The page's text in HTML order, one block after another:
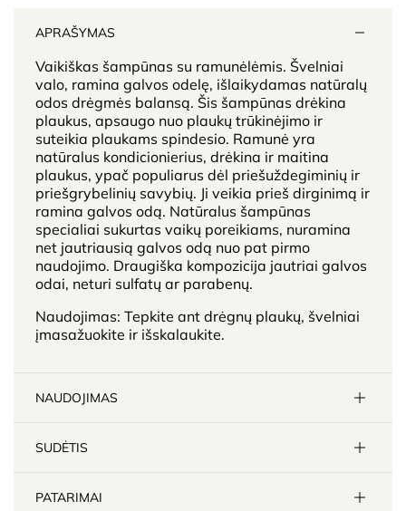
APRAŠYMAS
Vaikiškas šampūnas su ramunėlėmis. Švelniai
valo, ramina galvos odelę, išlaikydamas natūralų
odos drėgmės balansą. Šis šampūnas drėkina
plaukus, apsaugo nuo plaukų trūkinėjimo ir
suteikia plaukams spindesio. Ramunė yra
natūralus kondicionierius, drėkina ir maitina
plaukus, ypač populiarus dėl priešuždegiminių ir
priešgrybelinių savybių. Ji veikia prieš dirginimą ir
ramina galvos odą. Natūralus šampūnas
specialiai sukurtas vaikų poreikiams, nuramina
net jautriausią galvos odą nuo pat pirmo
naudojimo. Draugiška kompozicija jautriai galvos
odai, neturi sulfatų ar parabenų.
Naudojimas: Tepkite ant drėgnų plaukų, švelniai
įmasažuokite ir išskalaukite.
NAUDOJIMAS
SUDĖTIS
PATARIMAI